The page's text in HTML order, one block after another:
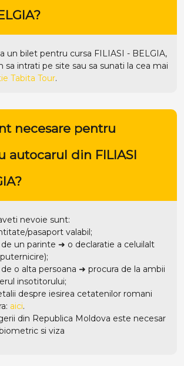
un bilet pentru cursa FILIASI - BELGIA,
sa intrati pe site sau sa sunati la cea mai
Tabita Tour.
necesare pentru
autocarul din FILIASI
nevoie sunt:
pasaport valabil;
un parinte ➜ o declaratie a celuilalt
o alta persoana ➜ procura de la ambii
insotitorului;
despre iesirea cetatenilor romani
aici.
din Republica Moldova este necesar
si viza